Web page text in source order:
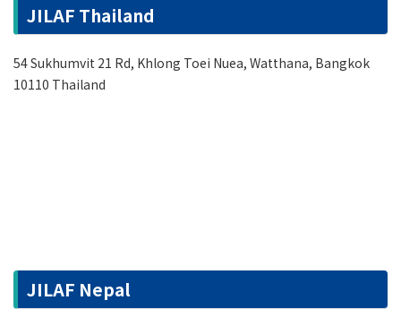
JILAF Thailand
54 Sukhumvit 21 Rd, Khlong Toei Nuea, Watthana, Bangkok
10110 Thailand
JILAF Nepal